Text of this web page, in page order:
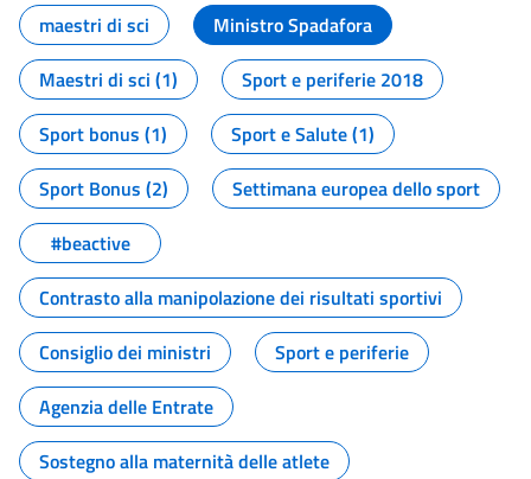
maestri di sci
Ministro Spadafora
Maestri di sci (1)
Sport e periferie 2018
Sport bonus (1)
Sport e Salute (1)
Sport Bonus (2)
Settimana europea dello sport
#beactive
Contrasto alla manipolazione dei risultati sportivi
Consiglio dei ministri
Sport e periferie
Agenzia delle Entrate
Sostegno alla maternità delle atlete